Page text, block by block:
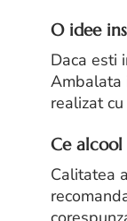
O idee
Daca esti
Ambalata
realizat
Ce alcool
Calitatea